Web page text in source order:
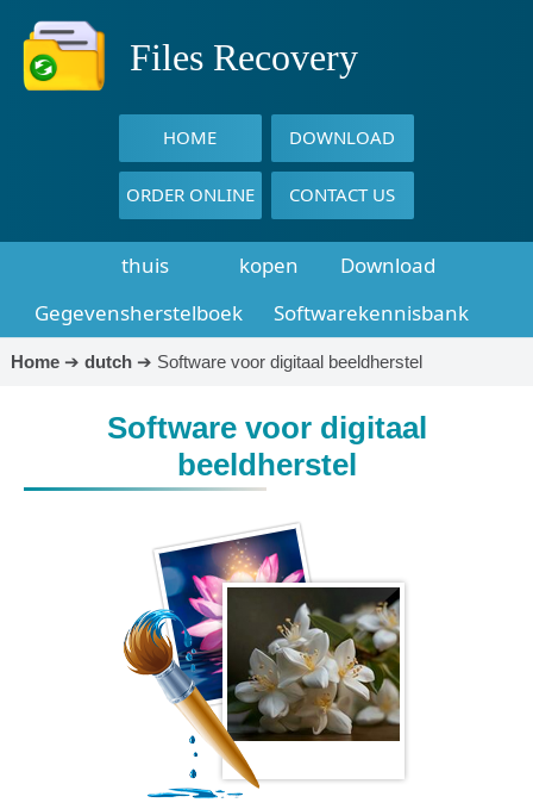
Files Recovery
HOME DOWNLOAD
ORDER ONLINE CONTACT US
thuis kopen
Download
Gegevensherstelboek
Softwarekennisbank
Home➔ dutch➔ Software voor digitaal beeldherstel
Software voor digitaal
beeldherstel